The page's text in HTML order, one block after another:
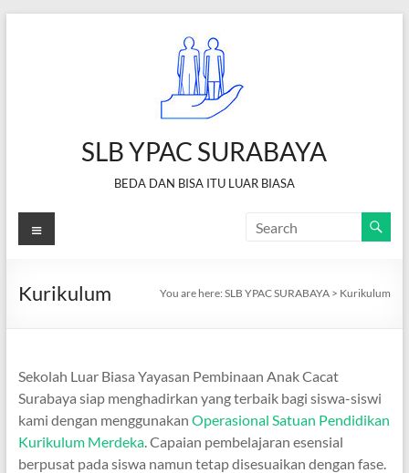
SLB YPAC SURABAYA
BEDA DAN BISA ITU LUAR BIASA
Menu
Kurikulum You are here:SLB YPAC SURABAYA > Kurikulum
Sekolah Luar Biasa Yayasan Pembinaan Anak Cacat
Surabaya siap menghadirkan yang terbaik bagi siswa-siswi
kami dengan menggunakan Operasional Satuan Pendidikan
Kurikulum Merdeka. Capaian pembelajaran esensial
berpusat pada siswa namun tetap disesuaikan dengan fase.